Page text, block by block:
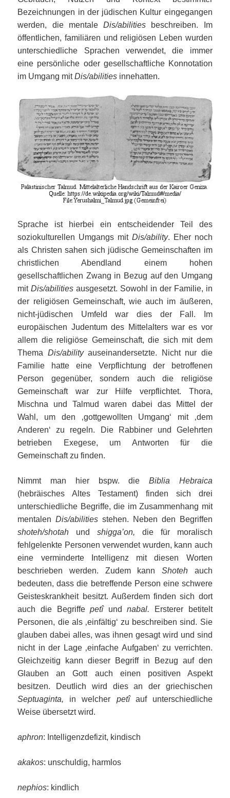
Bezeichnungen in der jüdischen Kultur eingegangen
werden, die mentaleDis/abilities beschreiben. Im
öffentlichen, familiären und religiösen Leben wurden
unterschiedliche Sprachen verwendet, die immer
eine persönliche oder gesellschaftliche Konnotation
im Umgang mitDis/abilities innehatten.
Sprache ist hierbei ein entscheidender Teil des
soziokulturellen Umgangs mit Dis/ability. Eher noch
als Christen sahen sich jüdische Gemeinschaften im
christlichen Abendland einem hohen
gesellschaftlichen Zwang in Bezug auf den Umgang
mitDis/abilities ausgesetzt. Sowohl in der Familie, in
der religiösen Gemeinschaft, wie auch im äußeren,
nicht-jüdischen Umfeld war dies der Fall. Im
europäischen Judentum des Mittelalters war es vor
allem die religiöse Gemeinschaft, die sich mit dem
Thema Dis/abilityauseinandersetzte. Nicht nur die
Familie hatte eine Verpflichtung der betroffenen
Person gegenüber, sondern auch die religiöse
Gemeinschaft war zur Hilfe verpflichtet. Thora,
Mischna und Talmud waren dabei das Mittel der
Wahl, um den ‚gottgewollten Umgang‘ mit ‚dem
Anderen‘ zu regeln. Die Rabbiner und Gelehrten
betrieben Exegese, um Antworten für die
Gemeinschaft zu finden.
Nimmt man hier bspw. die Biblia Hebraica
(hebräisches Altes Testament) finden sich drei
unterschiedliche Begriffe, die im Zusammenhang mit
mentalen Dis/abilities stehen. Neben den Begriffen
shoteh/shotah undshigga’on, die für moralisch
fehlgelenkte Personen verwendet wurden, kann auch
eine verminderte Intelligenz mit diesen Worten
beschrieben werden. Zudem kann Shotehauch
bedeuten, dass die betreffende Person eine schwere
Geisteskrankheit besitzt. Außerdem finden sich dort
auch die Begriffepetîundnabal.
Ersterer betitelt
Personen, die als ‚einfältig‘ zu beschreiben sind. Sie
glauben dabei alles, was ihnen gesagt wird und sind
nicht in der Lage ‚einfache Aufgaben‘ zu verrichten.
Gleichzeitig kann dieser Begriff in Bezug auf den
Glauben an Gott auch einen positiven Aspekt
besitzen. Deutlich wird dies an der griechischen
Septuaginta, in welcher petîauf unterschiedliche
Weise übersetzt wird.
aphron: Intelligenzdefizit, kindisch
akakos: unschuldig, harmlos
nephios: kindlich